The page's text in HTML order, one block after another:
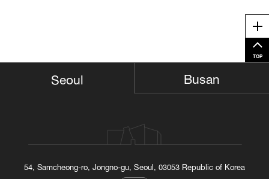
TOP
Seoul
54, Samcheong-ro, Jongno-gu, Seoul, 03053 Republic of Korea
Busan